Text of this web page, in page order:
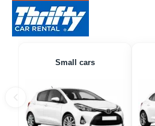
Small cars